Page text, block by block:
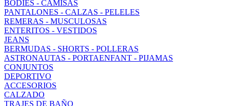
BODIES - CAMISAS
PANTALONES - CALZAS - PELELES
REMERAS - MUSCULOSAS
ENTERITOS - VESTIDOS
JEANS
BERMUDAS - SHORTS - POLLERAS
ASTRONAUTAS - PORTAENFANT - PIJAMAS
CONJUNTOS
DEPORTIVO
ACCESORIOS
CALZADO
TRAJES DE BAÑO